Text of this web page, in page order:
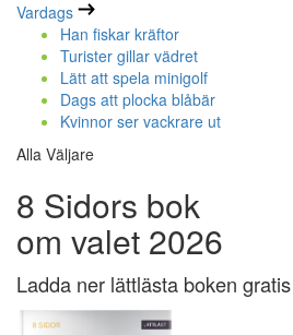
Vardags
Han fiskar kräftor
Turister gillar vädret
Lätt att spela minigolf
Dags att plocka blåbär
Kvinnor ser vackrare ut
Alla Väljare
8 Sidors bok
om valet 2026
Ladda ner lättlästa boken gratis